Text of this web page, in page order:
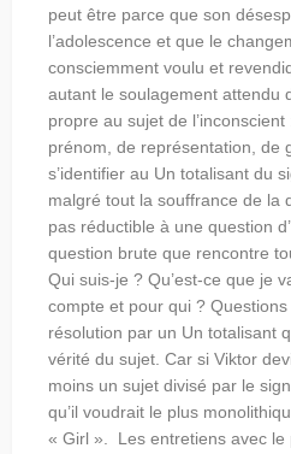
peut être parce que son
l’adolescence et que le
consciemment voulu et
autant le soulagement attendu
propre au sujet de
prénom, de représentation, de
s’identifier au Un totalisant du
malgré tout la souffrance de la
pas réductible à une question
question brute que rencontre
Qui suis-je ? Qu’est-ce que je
compte et pour qui ? Questions
résolution par un Un totalisant
vérité du sujet. Car si Viktor
moins un sujet divisé par le
qu’il voudrait le plus
« Girl ». Les entretiens avec le